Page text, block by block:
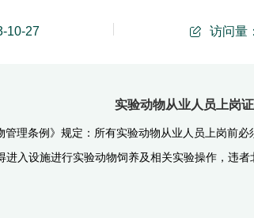
10-27 访问量：
实验动物从业人员上岗
管理条例》规定：所有实验动物从业人员上岗前
进入设施进行实验动物饲养及相关实验操作，违